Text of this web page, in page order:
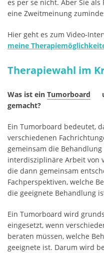
es per se nicht. Aber Sie
eine Zweitmeinung
Hier geht es zum Video-
meine
Therapiewahl im
Was ist ein Tumorboard
gemacht?
Ein Tumorboard bedeutet,
verschiedenen
gemeinsam die
interdisziplinäre Arbeit von
die dann gemeinsam
Fachperspektiven, welche
die geeignete Behandlung
Ein Tumorboard wird
eingesetzt, wenn
beraten müssen, welche
geeignete ist. Darum wird